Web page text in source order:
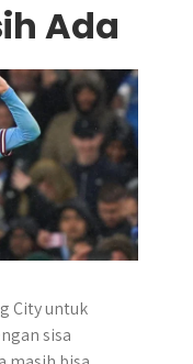
Ada
City untuk
sisa